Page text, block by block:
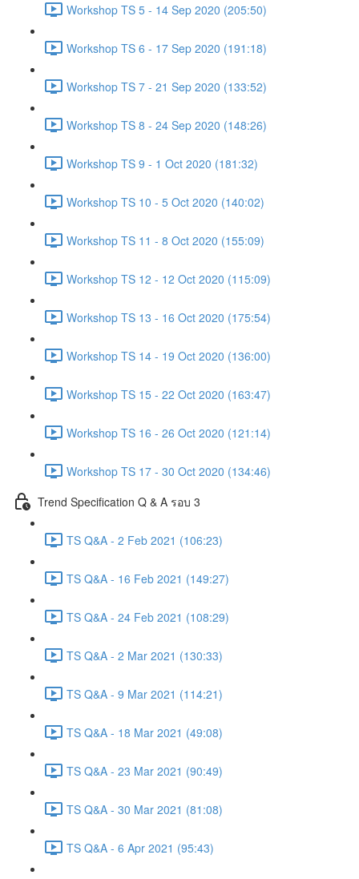
Workshop TS 5 - 14 Sep 2020 (205:50)
Workshop TS 6 - 17 Sep 2020 (191:18)
Workshop TS 7 - 21 Sep 2020 (133:52)
Workshop TS 8 - 24 Sep 2020 (148:26)
Workshop TS 9 - 1 Oct 2020 (181:32)
Workshop TS 10 - 5 Oct 2020 (140:02)
Workshop TS 11 - 8 Oct 2020 (155:09)
Workshop TS 12 - 12 Oct 2020 (115:09)
Workshop TS 13 - 16 Oct 2020 (175:54)
Workshop TS 14 - 19 Oct 2020 (136:00)
Workshop TS 15 - 22 Oct 2020 (163:47)
Workshop TS 16 - 26 Oct 2020 (121:14)
Workshop TS 17 - 30 Oct 2020 (134:46)
Trend Specification Q & A รอบ 3
TS Q&A - 2 Feb 2021 (106:23)
TS Q&A - 16 Feb 2021 (149:27)
TS Q&A - 24 Feb 2021 (108:29)
TS Q&A - 2 Mar 2021 (130:33)
TS Q&A - 9 Mar 2021 (114:21)
TS Q&A - 18 Mar 2021 (49:08)
TS Q&A - 23 Mar 2021 (90:49)
TS Q&A - 30 Mar 2021 (81:08)
TS Q&A - 6 Apr 2021 (95:43)